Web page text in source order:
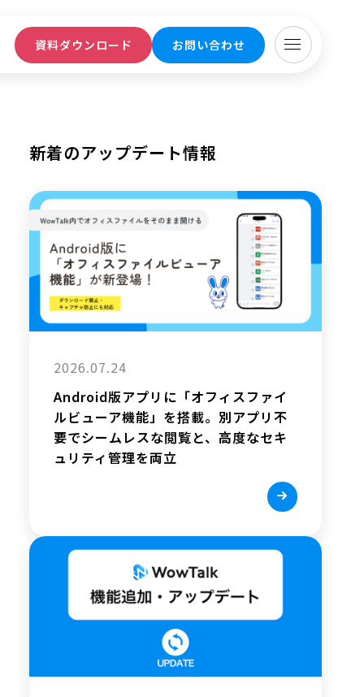
資料ダウンロード お問い合わせ
新着のアップデート情報
2026.07.24
Android版アプリに「オフィスファイ
ルビューア機能」を搭載。別アプリ不
要でシームレスな閲覧と、高度なセキ
ュリティ管理を両立